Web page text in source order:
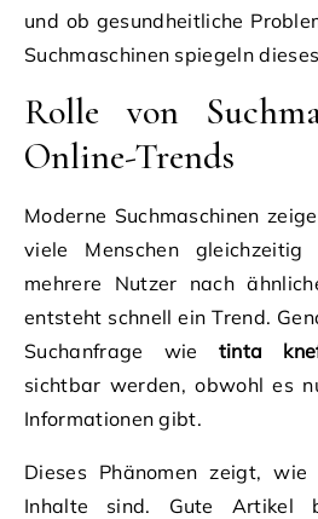
und ob gesundheitliche
Suchmaschinen spiegeln
Rolle von
Online-Trends
Moderne Suchmaschinen
viele Menschen gleichzeitig
mehrere Nutzer nach
entsteht schnell ein Trend.
Suchanfrage wie tinta
sichtbar werden, obwohl es
Informationen gibt.
Dieses Phänomen zeigt,
Inhalte sind. Gute Artikel